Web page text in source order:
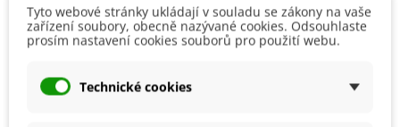
Klíčeni obvykle trvá1–2 týdny , ale může trvat i déle.
Stanoviště by mělo býtslunečné s
dopřejtepravidelnou zálivku
Výsev
Březen
Duben
Výška
150 - 200 cm
Stanoviště
Tyto webové stránky ukládají v souladu se zákony na vaše
zařízení soubory, obecně nazývané cookies. Odsouhlaste
prosím nastavení cookies souborů pro použití webu.
Technické cookies